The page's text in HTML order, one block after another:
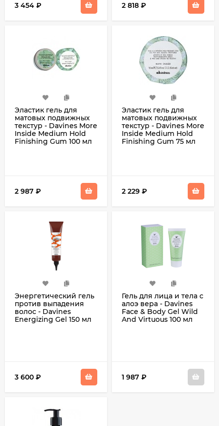
3 454 ₽ 2 818 ₽
Эластик гель для
матовых подвижных
текстур - Davines More
Inside Medium Hold
Finishing Gum 100 мл
2 987 ₽
Эластик гель для
матовых подвижных
текстур - Davines More
Inside Medium Hold
Finishing Gum 75 мл
2 229 ₽
Энергетический гель
против выпадения
волос - Davines
Energizing Gel 150 мл
3 600 ₽
Гель для лица и тела с
алоэ вера - Davines
Face & Body Gel Wild
And Virtuous 100 мл
1 987 ₽